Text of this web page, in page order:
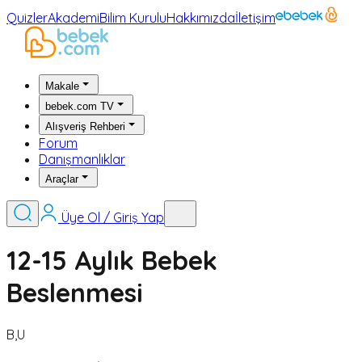
QuizlerAkademiBilim KuruluHakkımızdaİletişim
Makale
bebek.com TV
Alışveriş Rehberi
Forum
Danışmanlıklar
Araçlar
Üye Ol / Giriş Yap
12-15 Aylık Bebek
Beslenmesi
B,U